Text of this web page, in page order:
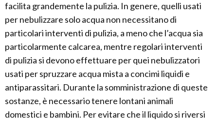
facilita grandemente la pulizia. In genere, quelli usati
per nebulizzare solo acqua non necessitano di
particolari interventi di pulizia, a meno che l’acqua sia
particolarmente calcarea, mentre regolari interventi
di pulizia si devono effettuare per quei nebulizzatori
usati per spruzzare acqua mista a concimi liquidi e
antiparassitari. Durante la somministrazione di queste
sostanze, è necessario tenere lontani animali
domestici e bambini. Per evitare che il liquido si riversi